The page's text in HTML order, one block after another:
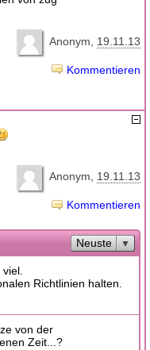
Anonym 19.11.13
Kommentieren
Anonym 19.11.13
Kommentieren
Neuste
Richtlinien halten.
von der
Zeit...?